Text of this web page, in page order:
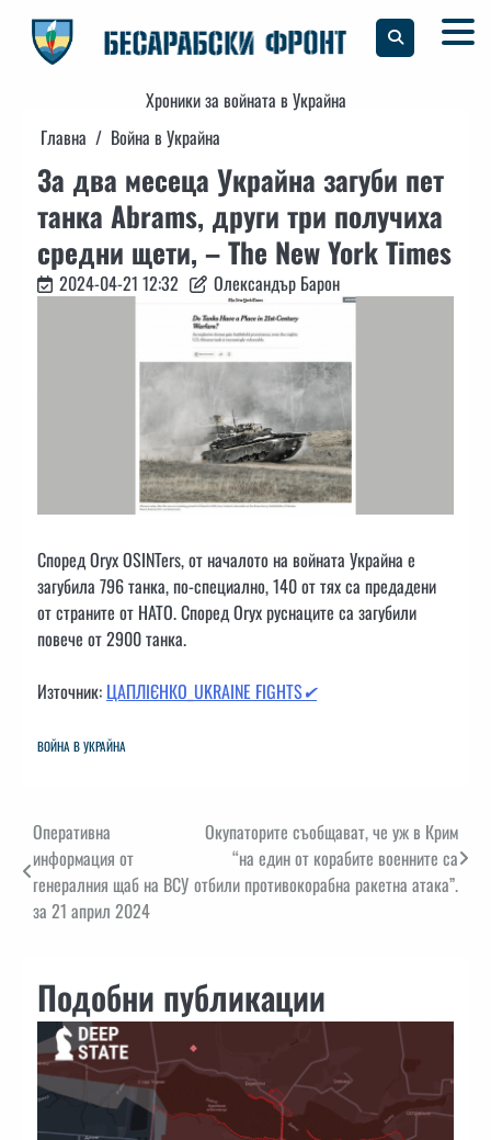
content
Хроники за войната в Украйна
Главна
Война в Украйна
За два месеца Украйна загуби пет
танка Abrams, други три получиха
средни щети, – The New York Times
2024-04-21 12:32 Олександър Барон
Според Oryx OSINTers, от началото на войната Украйна е
загубила 796 танка, по-специално, 140 от тях са предадени
от страните от НАТО. Според Oryx руснаците са загубили
повече от 2900 танка.
Източник: ЦАПЛІЄНКО_UKRAINE FIGHTS✔
ВОЙНА В УКРАЙНА
Навигация
Оперативна
информация от
генералния щаб на ВСУ
за 21 април 2024
Окупаторите съобщават, че уж в Крим
“на един от корабите военните са
отбили противокорабна ракетна атака”.
Подобни публикации